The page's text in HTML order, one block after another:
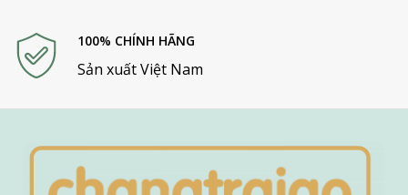
100% CHÍNH HÃNG
Sản xuất Việt Nam